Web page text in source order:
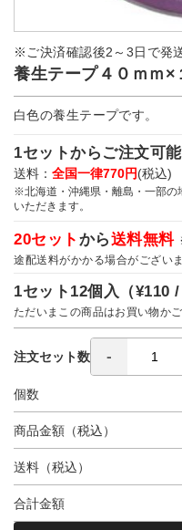
※ご決済確認後2～3日で発
養生テープ４０ｍｍ×
白色の養生テープです。
1セットからご注文可能
送料： 全国一律770円(税込)
※北海道・沖縄県・離島・一部の
いただきます。
20セット から送料無料
途配送料がかかる場合がございま
1セット12個入（¥110
ただいまこの商品はお買い物か
注文セット数
個数
商品金額（税込）
送料（税込）
合計金額